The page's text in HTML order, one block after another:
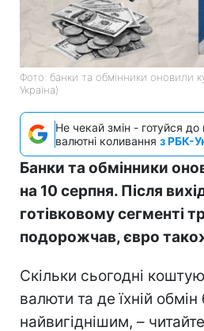
Фото: банки та обмінники оновили
Україна)
Не чекай змін - готуйся до
валютні коливання з РБК-
Банки та обмінники
на 10 серпня. Після
готівковому сегменті
подорожчав, євро
Скільки сьогодні
валюти та де їхній обмін
найвигіднішим, –